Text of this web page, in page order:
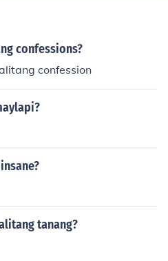
confessions?
confession
tanang?